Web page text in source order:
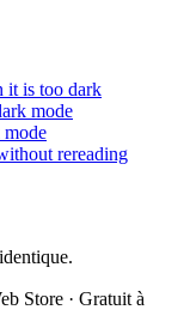
it is too dark
mode
rereading
Store · Gratuit à